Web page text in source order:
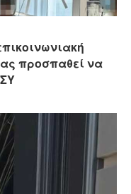
προσπαθεί να